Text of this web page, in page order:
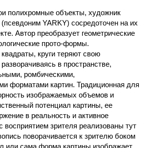
полихромные объекты, художник
YARKY) сосредоточен на их
Автор преобразует геометрические
прото-формы.
круги теряют свою
в пространстве,
ромбическими,
форматами картин. Традиционная для
изображаемых объемов и
потенциал картины, ее
в реальность и активное
восприятием зрителя реализованы тут
поворачивается к зрителю боком